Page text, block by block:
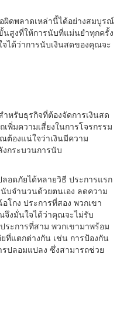
ผิดพลาดเหล่านี้ได้อย่างสมบูรณ์
นสูงที่ให้การนับที่แม่นยำทุกครั้ง
ได้ว่าการนับเงินสดของคุณจะ
หรับธุรกิจที่ต้องจัดการเงินสด
พิ่มความเสี่ยงในการโจรกรรม
ต้องแน่ใจว่าเงินมีความ
กระบวนการนับ
อดภัยได้หลายวิธี ประการแรก
บจำนวนด้วยตนเอง ลดความ
โกง ประการที่สอง พวกเขา
งมั่นใจได้ว่าคุณจะไม่รับ
ะการที่สาม พวกเขามาพร้อม
แตกต่างกัน เช่น การป้องกัน
ปลอมแปลง ซึ่งสามารถช่วย